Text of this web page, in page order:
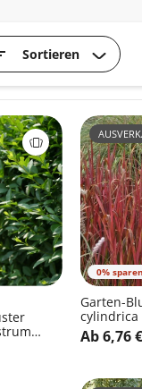
Sortieren
0% sparen
Garten-
cylindrica
Baron'
Ab 6,76 €